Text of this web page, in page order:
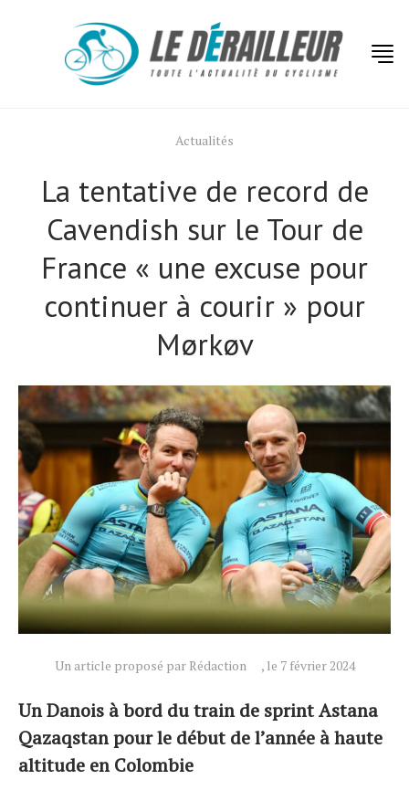
Actualités
La tentative de record de
Cavendish sur le Tour de
France « une excuse pour
continuer à courir » pour
Mørkøv
Un article proposé par Rédaction , le 7 février 2024
Un Danois à bord du train de sprint Astana
Qazaqstan pour le début de l’année à haute
altitude en Colombie